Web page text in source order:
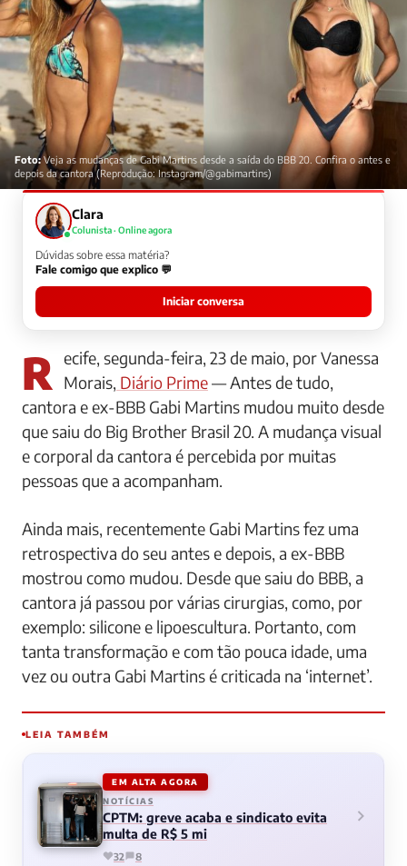
Foto:Veja as mudanças de Gabi Martins desde a saída do BBB 20. Confira o antes e
depois da cantora (Reprodução: Instagram/@gabimartins)
Clara
Colunista · Online agora
Dúvidas sobre essa matéria?
Fale comigo que explico 💬
Iniciar conversa
Recife, segunda-feira, 23 de maio, por Vanessa Morais, Diário Prime— Antes de tudo,
cantora e ex-BBB Gabi Martins mudou muito desde
que saiu do Big Brother Brasil 20. A mudança visual
e corporal da cantora é percebida por muitas
pessoas que a acompanham.
Ainda mais, recentemente Gabi Martins fez uma
retrospectiva do seu antes e depois, a ex-BBB
mostrou como mudou. Desde que saiu do BBB, a
cantora já passou por várias cirurgias, como, por
exemplo: silicone e lipoescultura. Portanto, com
tanta transformação e com tão pouca idade, uma
vez ou outra Gabi Martins é criticada na ‘internet’.
LEIA TAMBÉM
EM ALTA AGORA
NOTÍCIAS
CPTM: greve acaba e sindicato evita
multa de R$ 5 mi
32 8